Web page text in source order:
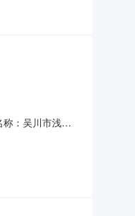
：吴川市浅水